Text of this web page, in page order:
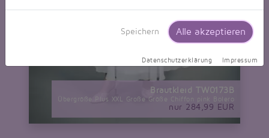
Brautkleid TW0173B
Übergröße Plus XXL Große Größe Chiffon pink Bolero
nur 284,99 EUR
Speichern Alle akzeptieren
Datenschutzerklärung Impressum